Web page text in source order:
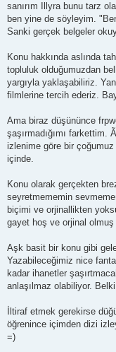
sanırım Illyra bunu tarz
ben yine de söyleyim.
Sanki gerçek belgeler
Konu hakkında aslında
topluluk olduğumuzdan
yargıyla yaklaşabiliriz.
filmlerine tercih ederiz.
Ama biraz düşününce
şaşırmadığımı farkettim.
izlenime göre bir
içinde.
Konu olarak gerçekten
seyretmememin
biçimi ve orjinallikten
gayet hoş ve orjinal
Aşk basit bir konu gibi
Yazabileceğimiz nice
kadar ihanetler
anlaşılmaz olabiliyor.
İltiraf etmek gerekirse
öğrenince içimden dizi
=)